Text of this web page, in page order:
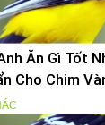
Ăn Gì Tốt
Cho Chim